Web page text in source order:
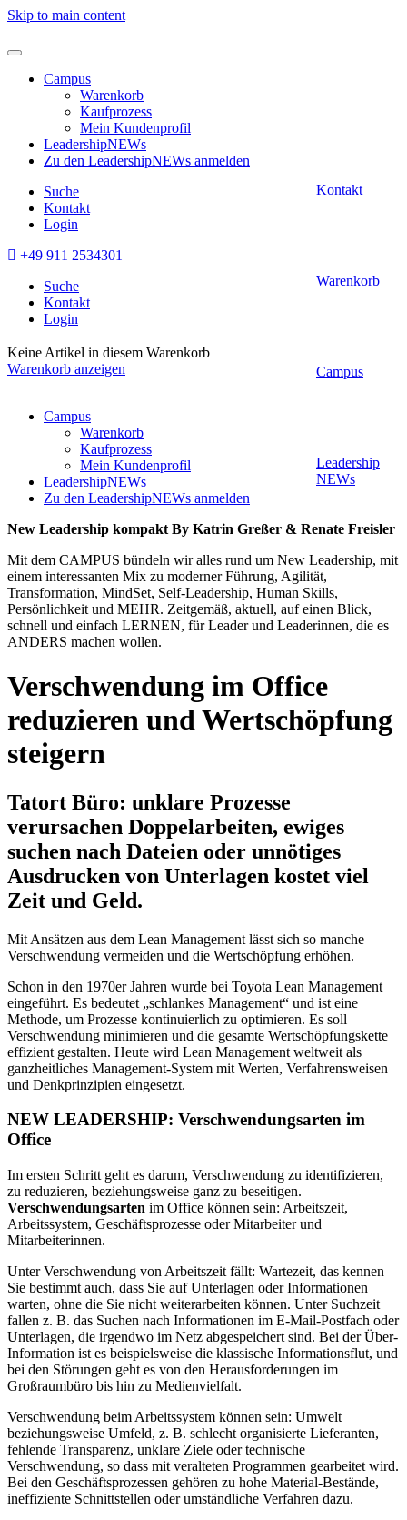
Skip to main content
Campus
Warenkorb
Kaufprozess
Mein Kundenprofil
LeadershipNEWs
Zu den LeadershipNEWs anmelden
Suche
Kontakt
Login
+49 911 2534301
Suche
Kontakt
Login
Keine Artikel in diesem Warenkorb
Warenkorb anzeigen
Campus
Warenkorb
Kaufprozess
Mein Kundenprofil
LeadershipNEWs
Zu den LeadershipNEWs anmelden
New Leadership kompakt By Katrin Greßer & Renate Freisler
Mit dem CAMPUS bündeln wir alles rund um New Leadership, mit
einem interessanten Mix zu moderner Führung, Agilität,
Transformation, MindSet, Self-Leadership, Human Skills,
Persönlichkeit und MEHR. Zeitgemäß, aktuell, auf einen Blick,
schnell und einfach LERNEN, für Leader und Leaderinnen, die es
ANDERS machen wollen.
Verschwendung im Office
reduzieren und Wertschöpfung
steigern
Tatort Büro: unklare Prozesse
verursachen Doppelarbeiten, ewiges
suchen nach Dateien oder unnötiges
Ausdrucken von Unterlagen kostet viel
Zeit und Geld.
Mit Ansätzen aus dem Lean Management lässt sich so manche
Verschwendung vermeiden und die Wertschöpfung erhöhen.
Schon in den 1970er Jahren wurde bei Toyota Lean Management
eingeführt. Es bedeutet „schlankes Management“ und ist eine
Methode, um Prozesse kontinuierlich zu optimieren. Es soll
Verschwendung minimieren und die gesamte Wertschöpfungskette
effizient gestalten. Heute wird Lean Management weltweit als
ganzheitliches Management-System mit Werten, Verfahrensweisen
und Denkprinzipien eingesetzt.
NEW LEADERSHIP: Verschwendungsarten im
Office
Im ersten Schritt geht es darum, Verschwendung zu identifizieren,
zu reduzieren, beziehungsweise ganz zu beseitigen.
Verschwendungsarten im Office können sein: Arbeitszeit,
Arbeitssystem, Geschäftsprozesse oder Mitarbeiter und
Mitarbeiterinnen.
Unter Verschwendung von Arbeitszeit fällt: Wartezeit, das kennen
Sie bestimmt auch, dass Sie auf Unterlagen oder Informationen
warten, ohne die Sie nicht weiterarbeiten können. Unter Suchzeit
fallen z. B. das Suchen nach Informationen im E-Mail-Postfach oder
Unterlagen, die irgendwo im Netz abgespeichert sind. Bei der Über-
Information ist es beispielsweise die klassische Informationsflut, und
bei den Störungen geht es von den Herausforderungen im
Großraumbüro bis hin zu Medienvielfalt.
Verschwendung beim Arbeitssystem können sein: Umwelt
beziehungsweise Umfeld, z. B. schlecht organisierte Lieferanten,
fehlende Transparenz, unklare Ziele oder technische
Verschwendung, so dass mit veralteten Programmen gearbeitet wird.
Bei den Geschäftsprozessen gehören zu hohe Material-Bestände,
ineffiziente Schnittstellen oder umständliche Verfahren dazu.
Kontakt
Warenkorb
Campus
Leadership
NEWs